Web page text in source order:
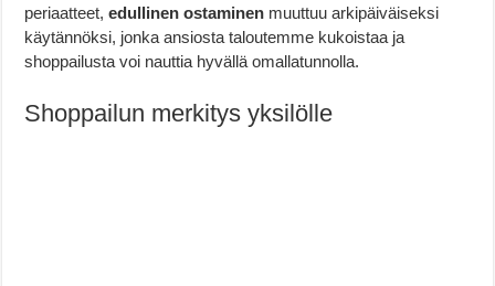
periaatteet,edullinen ostaminen muuttuu arkipäiväiseksi
käytännöksi, jonka ansiosta taloutemme kukoistaa ja
shoppailusta voi nauttia hyvällä omallatunnolla.
Shoppailun merkitys yksilölle